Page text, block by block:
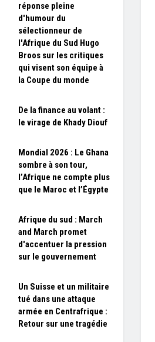
réponse pleine
d'humour du
sélectionneur de
l'Afrique du Sud Hugo
Broos sur les critiques
qui visent son équipe à
la Coupe du monde
De la finance au volant :
le virage de Khady Diouf
Mondial 2026 : Le Ghana
sombre à son tour,
l’Afrique ne compte plus
que le Maroc et l’Égypte
Afrique du sud : March
and March promet
d'accentuer la pression
sur le gouvernement
Un Suisse et un militaire
tué dans une attaque
armée en Centrafrique :
Retour sur une tragédie